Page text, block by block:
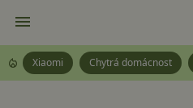
Xiaomi Chytrá domácnost